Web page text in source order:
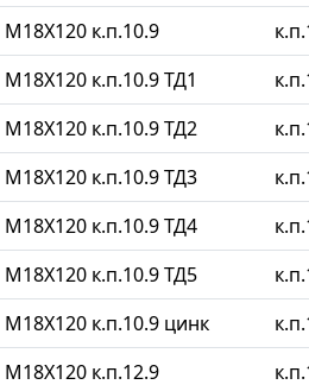
к.п.10.9
к.п.10.9 ТД1
к.п.10.9 ТД2
к.п.10.9 ТД3
к.п.10.9 ТД4
к.п.10.9 ТД5
к.п.10.9 цинк
к.п.12.9